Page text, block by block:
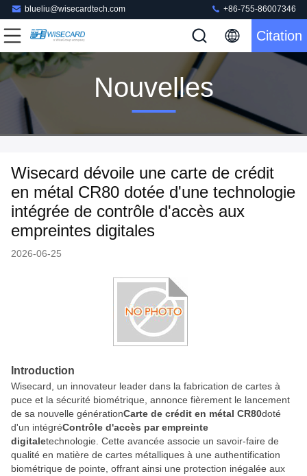
blueliu@wisecardtech.com +86-755-86007346
Citation
Nouvelles
Wisecard dévoile une carte de crédit
en métal CR80 dotée d'une technologie
intégrée de contrôle d'accès aux
empreintes digitales
2026-06-25
Introduction
Wisecard, un innovateur leader dans la fabrication de cartes à
puce et la sécurité biométrique, annonce fièrement le lancement
de sa nouvelle générationCarte de crédit en métal CR80doté
d'un intégréContrôle d'accès par empreinte
digitaletechnologie. Cette avancée associe un savoir-faire de
qualité en matière de cartes métalliques à une authentification
biométrique de pointe, offrant ainsi une protection inégalée aux